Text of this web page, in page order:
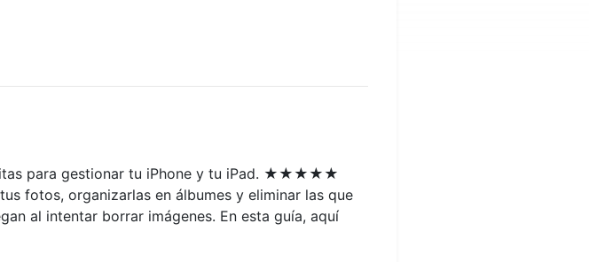
para gestionar tu iPhone y tu iPad. ★★★★★
fotos, organizarlas en álbumes y eliminar las que
al intentar borrar imágenes. En esta guía, aquí